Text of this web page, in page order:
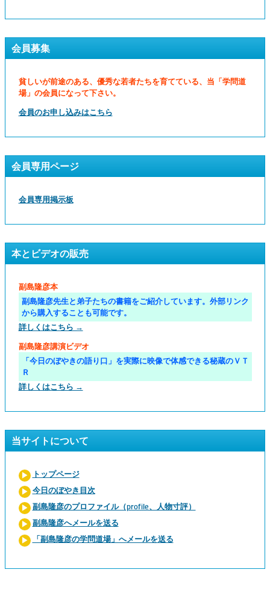
会員募集
貧しいが前途のある、優秀な若者たちを育てている、当「学問道
場」の会員になって下さい。
会員のお申し込みはこちら
会員専用ページ
会員専用掲示板
本とビデオの販売
副島隆彦本
副島隆彦先生と弟子たちの書籍をご紹介しています。外部リンク
から購入することも可能です。
詳しくはこちら →
副島隆彦講演ビデオ
「今日のぼやきの語り口」を実際に映像で体感できる秘蔵のＶＴ
Ｒ
詳しくはこちら →
当サイトについて
トップページ
今日のぼやき目次
副島隆彦のプロファイル（profile、人物寸評）
副島隆彦へメールを送る
「副島隆彦の学問道場」へメールを送る